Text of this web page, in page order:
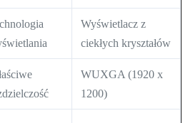
Wyświetlacz z
ciekłych kryształów
WUXGA (1920 x
1200)